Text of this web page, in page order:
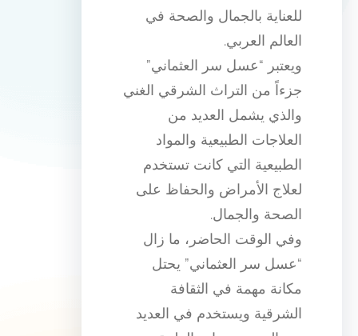
للعناية بالجمال والصحة في
العالم العربي.
ويعتبر “عسل سر العثماني”
جزءاً من التراث الشرقي الغني
والذي يشمل العديد من
العلاجات الطبيعية والمواد
الطبيعية التي كانت تستخدم
لعلاج الأمراض والحفاظ على
الصحة والجمال.
وفي الوقت الحاضر، ما زال
“عسل سر العثماني” يحتل
مكانة مهمة في الثقافة
الشرقية ويستخدم في العديد